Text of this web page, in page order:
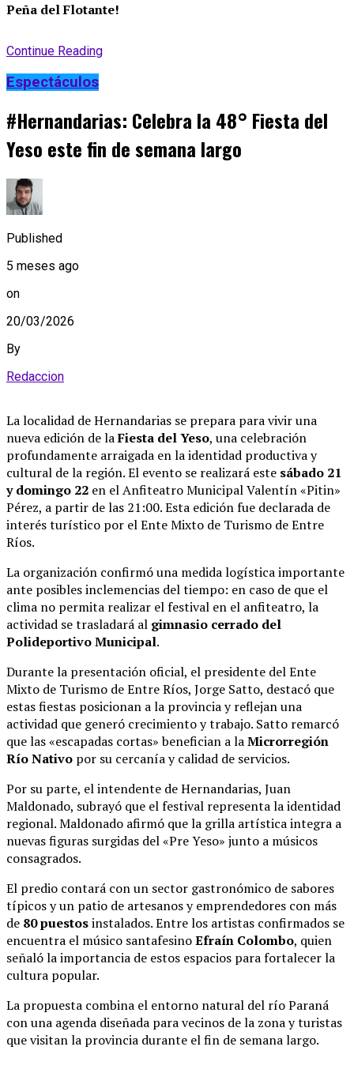
Peña del Flotante!
Continue Reading
Espectáculos
#Hernandarias: Celebra la 48° Fiesta del
Yeso este fin de semana largo
Published
5 meses ago
on
20/03/2026
By
Redaccion
La localidad de Hernandarias se prepara para vivir una
nueva edición de laFiesta del Yeso, una celebración
profundamente arraigada en la identidad productiva y
cultural de la región.El evento se realizará este sábado 21
y domingo 22 en el Anfiteatro Municipal Valentín «Pitin»
Pérez, a partir de las 21:00.Esta edición fue declarada de
interés turístico por el Ente Mixto de Turismo de Entre
Ríos.
La organización confirmó una medida logística importante
ante posibles inclemencias del tiempo: en caso de que el
clima no permita realizar el festival en el anfiteatro, la
actividad se trasladará al gimnasio cerrado del
Polideportivo Municipal.
Durante la presentación oficial, el presidente del Ente
Mixto de Turismo de Entre Ríos, Jorge Satto, destacó que
estas fiestas posicionan a la provincia y reflejan una
actividad que generó crecimiento y trabajo. Satto remarcó
que las «escapadas cortas» benefician a laMicrorregión
Río Nativo por su cercanía y calidad de servicios.
Por su parte, el intendente de Hernandarias, Juan
Maldonado, subrayó que el festival representa la identidad
regional.Maldonado afirmó que la grilla artística integra a
nuevas figuras surgidas del «Pre Yeso» junto a músicos
consagrados.
El predio contará con un sector gastronómico de sabores
típicos y un patio de artesanos y emprendedores con más
de 80 puestosinstalados.Entre los artistas confirmados se
encuentra el músico santafesinoEfraín Colombo, quien
señaló la importancia de estos espacios para fortalecer la
cultura popular.
La propuesta combina el entorno natural del río Paraná
con una agenda diseñada para vecinos de la zona y turistas
que visitan la provincia durante el fin de semana largo.